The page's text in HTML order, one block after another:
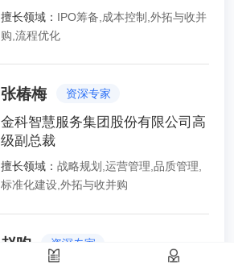
擅长领域： IPO筹备,成本控制,外拓与收并
购,流程优化
张椿梅 资深专家
金科智慧服务集团股份有限公司高
级副总裁
擅长领域： 战略规划,运营管理,品质管理,
标准化建设,外拓与收并购
赵昀 资深专家